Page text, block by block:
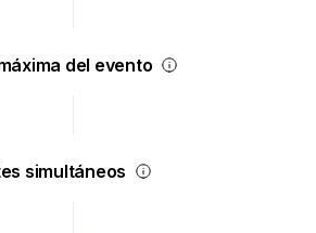
del evento
simultáneos